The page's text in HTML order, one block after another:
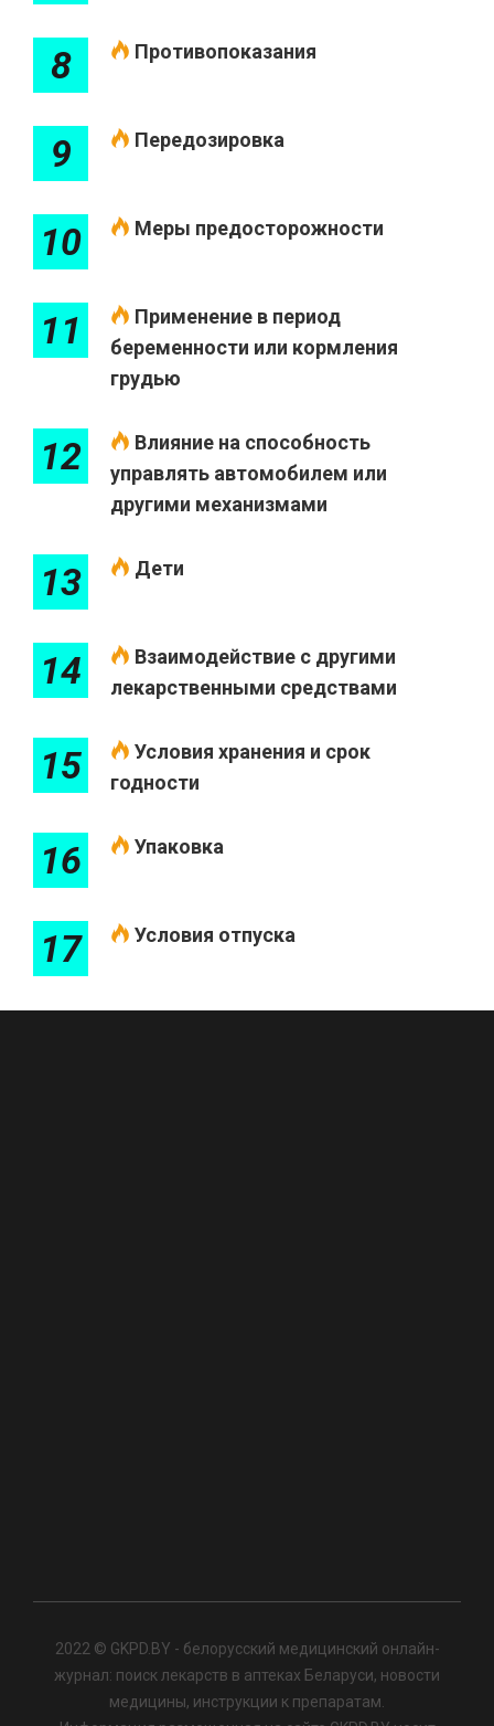
8 Противопоказания
9 Передозировка
10 Меры предосторожности
11
Применение в период
беременности или кормления
грудью
12
Влияние на способность
управлять автомобилем или
другими механизмами
13 Дети
14
Взаимодействие с другими
лекарственными средствами
15
Условия хранения и срок
годности
16 Упаковка
17 Условия отпуска
2022 © GKPD.BY - белорусский медицинский онлайн-
журнал: поиск лекарств в аптеках Беларуси, новости
медицины, инструкции к препаратам.